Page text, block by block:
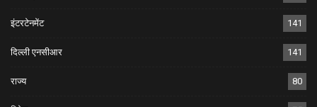
इंटरटेनमेंट 141
दिल्ली एनसीआर 141
राज्य 80